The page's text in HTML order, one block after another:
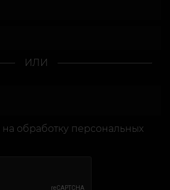
ИЛИ
на обработку персональных